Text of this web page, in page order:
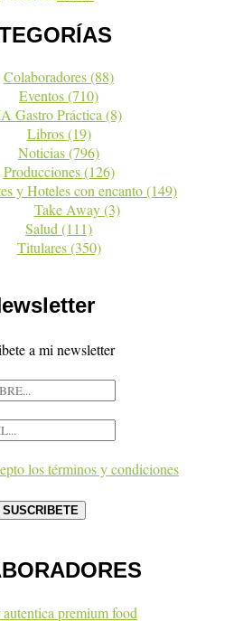
Colaboradores(88)
Eventos(710)
Gastro Práctica(8)
Libros(19)
Noticias(796)
Producciones(126)
y Hoteles con encanto(149)
Take Away(3)
Salud(111)
Titulares(350)
a mi newsletter
los términos y condiciones